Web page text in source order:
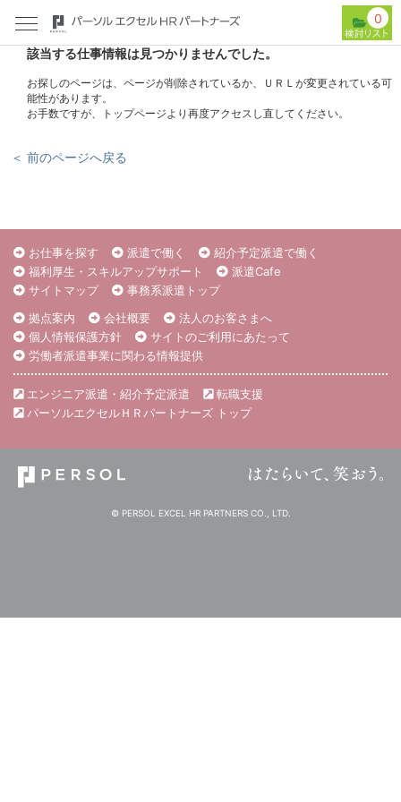
0
該当する仕事情報は見つかりませんでした。
お探しのページは、ページが削除されているか、ＵＲＬが変更されている可
能性があります。
お手数ですが、トップページより再度アクセスし直してください。
＜ 前のページへ戻る
お仕事を探す 派遣で働く
紹介予定派遣で働く
福利厚生・スキルアップサポート
派遣Cafe
サイトマップ
事務系派遣トップ
拠点案内
会社概要
法人のお客さまへ
個人情報保護方針
サイトのご利用にあたって
労働者派遣事業に関わる情報提供
エンジニア派遣・紹介予定派遣
転職支援
パーソルエクセルＨＲパートナーズ トップ
© PERSOL EXCEL HR PARTNERS CO., LTD.